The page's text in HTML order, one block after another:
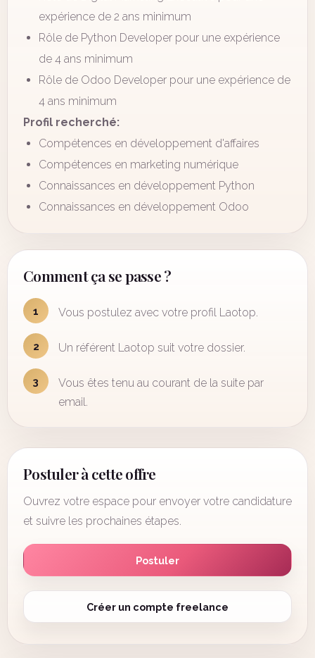
expérience de 2 ans minimum
Rôle de Python Developer pour une expérience
de 4 ans minimum
Rôle de Odoo Developer pour une expérience de
4 ans minimum
Profil recherché:
Compétences en développement d'affaires
Compétences en marketing numérique
Connaissances en développement Python
Connaissances en développement Odoo
Comment ça se passe ?
1 Vous postulez avec votre profil Laotop.
2 Un référent Laotop suit votre dossier.
3
Vous êtes tenu au courant de la suite par
email.
Postuler à cette offre
Ouvrez votre espace pour envoyer votre candidature
et suivre les prochaines étapes.
Postuler
Créer un compte freelance